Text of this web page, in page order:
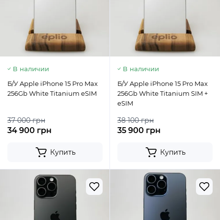
В наличии
Б/У Apple iPhone 15 Pro Max
256Gb White Titanium eSIM
37 000 грн
34 900 грн
Купить
В наличии
Б/У Apple iPhone 15 Pro Max
256Gb White Titanium SIM +
eSIM
38 100 грн
35 900 грн
Купить